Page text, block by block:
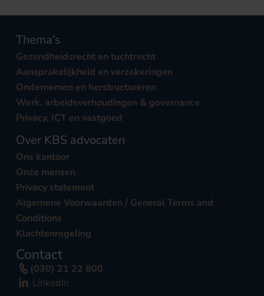
Thema’s
Gezondheidsrecht en tuchtrecht
Aansprakelijkheid en verzekeringen
Ondernemen en herstructureren
Werk, arbeidsverhoudingen & governance
Privacy, ICT en vastgoed
Over KBS advocaten
Ons kantoor
Onze mensen
Privacy statement
Algemene Voorwaarden / General Terms and
Conditions
Klachtenregeling
Contact
(030) 21 22 800
LinkedIn